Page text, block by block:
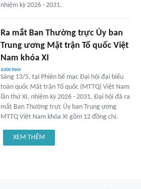
nhiệm kỳ 2026 - 2031.
Ra mắt Ban Thường trực Ủy ban
Trung ương Mặt trận Tổ quốc Việt
Nam khóa XI
Sáng 13/5, tại Phiên bế mạc Đại hội đại biểu
toàn quốc Mặt trận Tổ quốc (MTTQ) Việt Nam
lần thứ XI, nhiệm kỳ 2026 - 2031, Đại hội đã ra
mắt Ban Thường trực Ủy ban Trung ương
MTTQ Việt Nam khóa XI gồm 12 đồng chí.
XEM THÊM